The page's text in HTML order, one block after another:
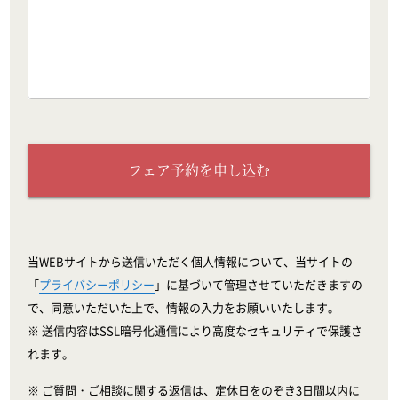
フェア予約を申し込む
当WEBサイトから送信いただく個人情報について、当サイトの
「プライバシーポリシー 」に基づいて管理させていただきますの
で、同意いただいた上で、情報の入力をお願いいたします。
※ 送信内容はSSL暗号化通信により高度なセキュリティで保護さ
れます。
※ ご質問・ご相談に関する返信は、定休日をのぞき3日間以内に